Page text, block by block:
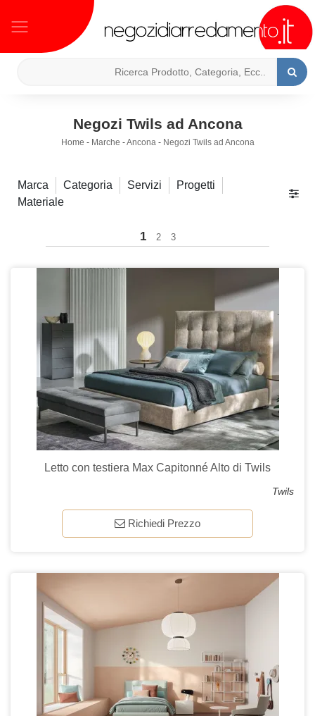
Negozi Twils ad Ancona
Home - Marche -Ancona- Negozi Twils ad Ancona
Marca Categoria Servizi
Progetti
Materiale
1 2 3
Letto con testiera Max Capitonné Alto di Twils
Twils
Richiedi Prezzo